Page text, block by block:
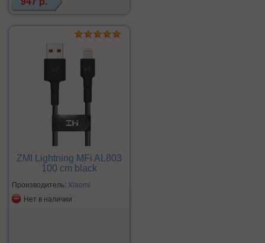
ZMI Lightning MFi AL803
100 cm black
Производитель: Xiaomi
Нет в наличии